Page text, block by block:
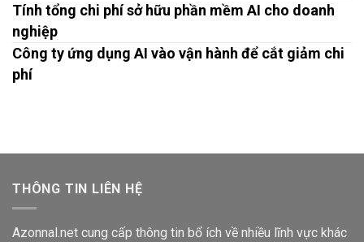
Tính tổng chi phí sở hữu phần mềm AI cho doanh
nghiệp
Công ty ứng dụng AI vào vận hành để cắt giảm chi
phí
THÔNG TIN LIÊN HỆ
Azonnal.net cung cấp thông tin bổ ích về nhiều lĩnh vực khác